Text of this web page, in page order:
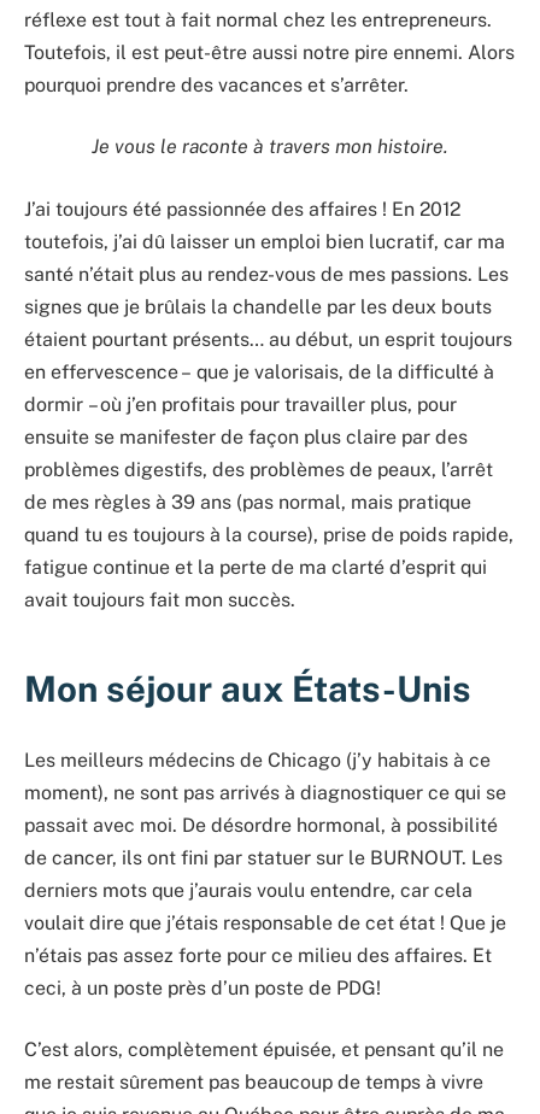
réflexe est tout à fait normal chez les entrepreneurs.
Toutefois, il est peut-être aussi notre pire ennemi. Alors
pourquoi prendre des vacances et s’arrêter.
Je vous le raconte à travers mon histoire.
J’ai toujours été passionnée des affaires ! En 2012
toutefois, j’ai dû laisser un emploi bien lucratif, car ma
santé n’était plus au rendez-vous de mes passions. Les
signes que je brûlais la chandelle par les deux bouts
étaient pourtant présents… au début, un esprit toujours
en effervescence – que je valorisais, de la difficulté à
dormir – où j’en profitais pour travailler plus, pour
ensuite se manifester de façon plus claire par des
problèmes digestifs, des problèmes de peaux, l’arrêt
de mes règles à 39 ans (pas normal, mais pratique
quand tu es toujours à la course), prise de poids rapide,
fatigue continue et la perte de ma clarté d’esprit qui
avait toujours fait mon succès.
Mon séjour aux États-Unis
Les meilleurs médecins de Chicago (j’y habitais à ce
moment), ne sont pas arrivés à diagnostiquer ce qui se
passait avec moi. De désordre hormonal, à possibilité
de cancer, ils ont fini par statuer sur le BURNOUT. Les
derniers mots que j’aurais voulu entendre, car cela
voulait dire que j’étais responsable de cet état ! Que je
n’étais pas assez forte pour ce milieu des affaires. Et
ceci, à un poste près d’un poste de PDG!
C’est alors, complètement épuisée, et pensant qu’il ne
me restait sûrement pas beaucoup de temps à vivre